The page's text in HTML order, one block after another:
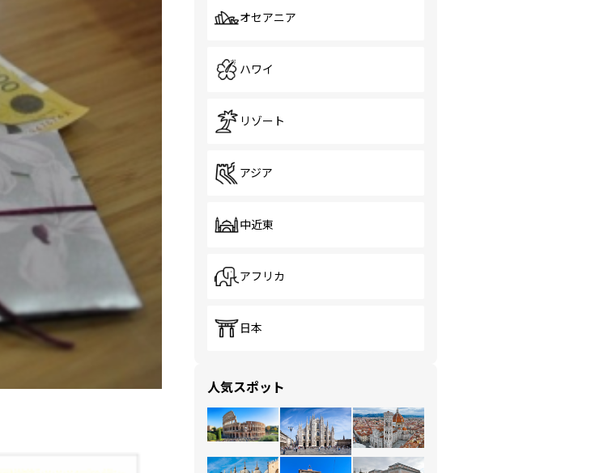
オセアニア
ハワイ
リゾート
アジア
中近東
アフリカ
日本
人気スポット